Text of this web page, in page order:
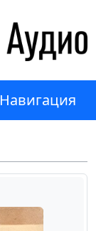
Навигация